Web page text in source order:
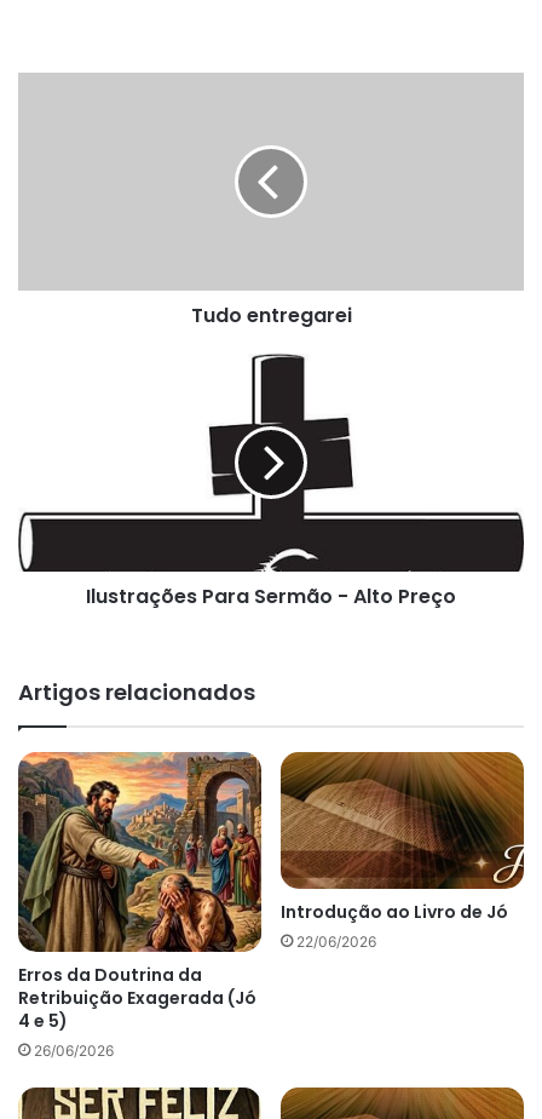
Tudo entregarei
Ilustrações Para Sermão - Alto Preço
Artigos relacionados
Erros da Doutrina da
Retribuição Exagerada (Jó
4 e 5)
26/06/2026
Introdução ao Livro de Jó
22/06/2026